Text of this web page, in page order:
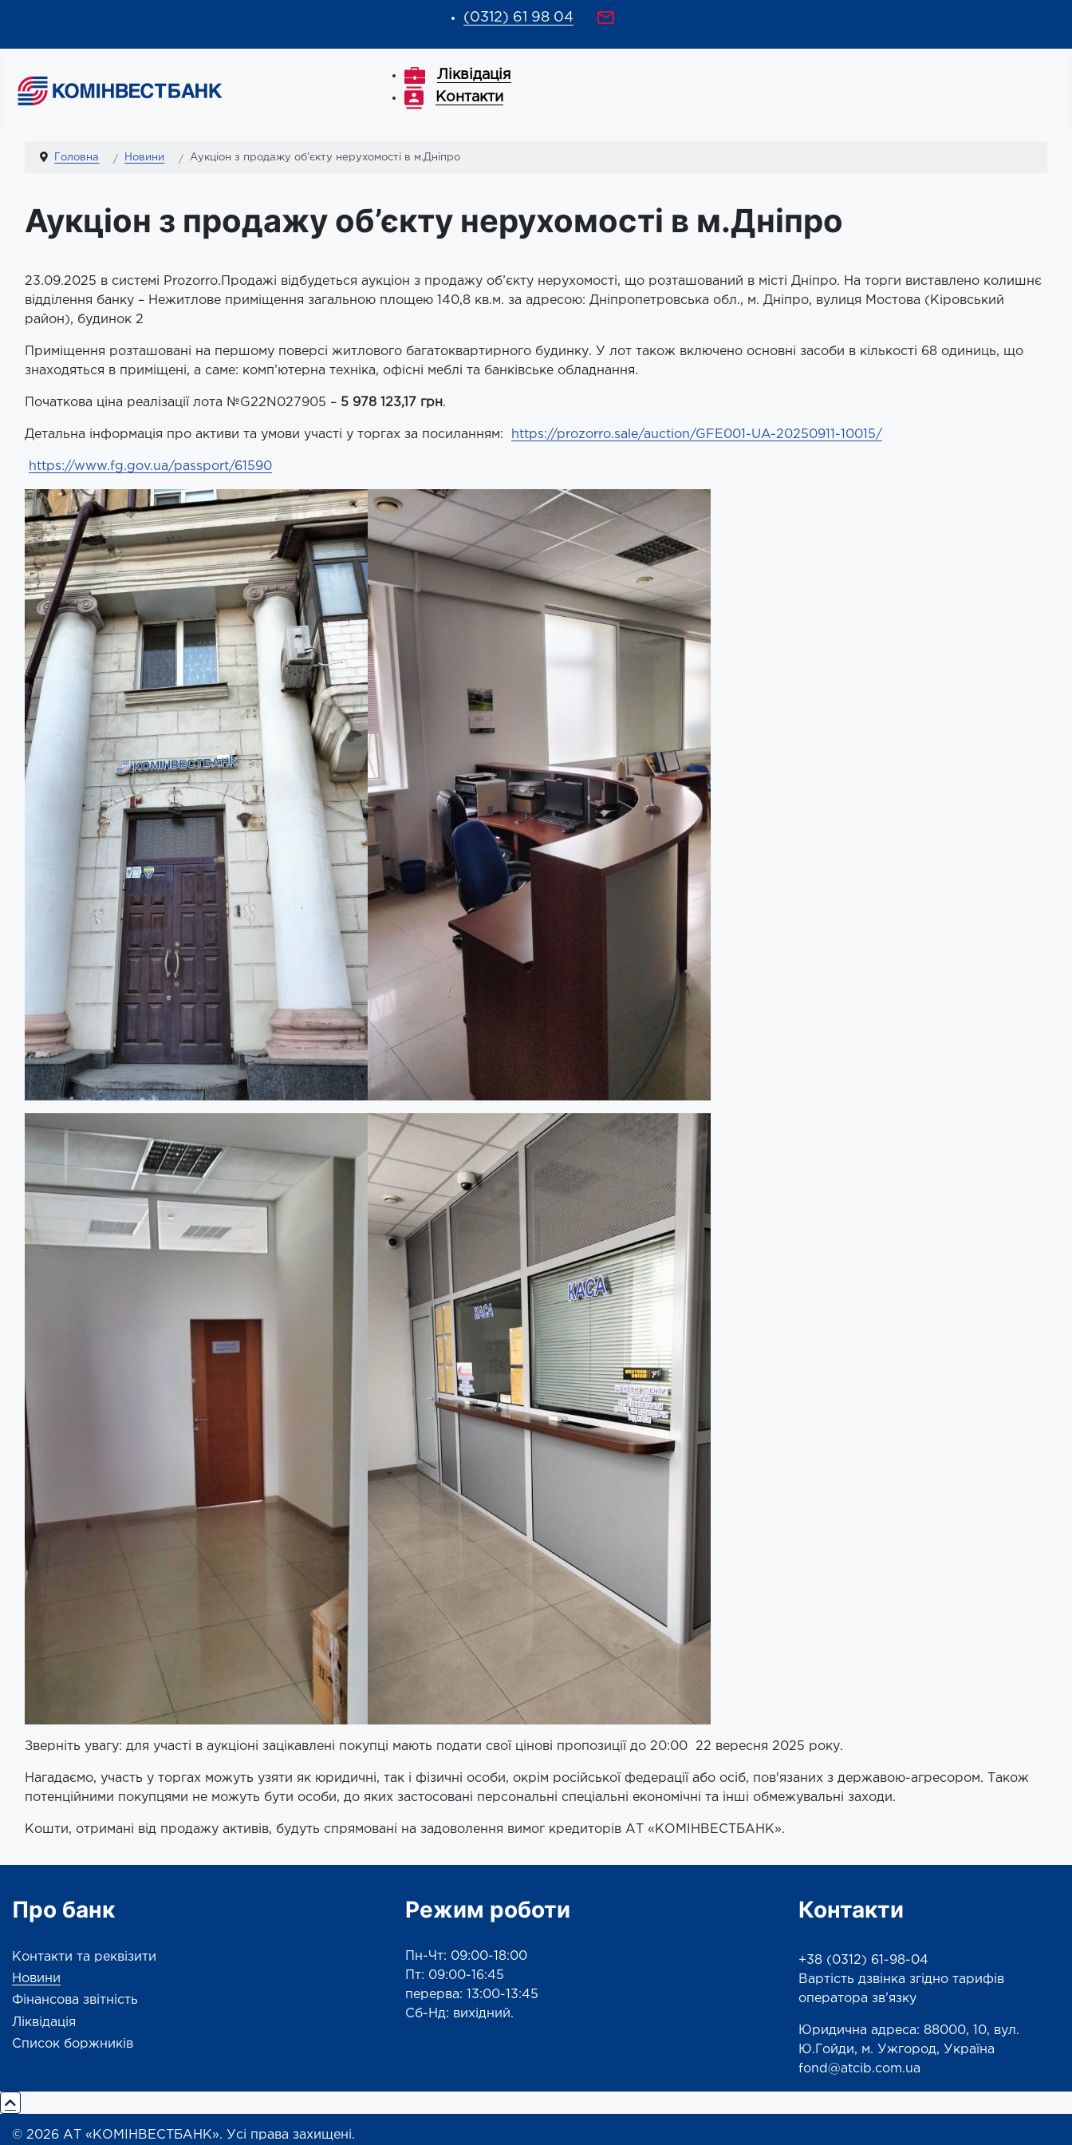
(0312) 61 98 04
Ліквідація
Контакти
Головна Новини Аукціон з продажу об’єкту нерухомості в м.Дніпро
Аукціон з продажу об’єкту нерухомості в м.Дніпро
23.09.2025 в системі Prozorro.Продажі відбудеться аукціон з продажу об’єкту нерухомості, що розташований в місті Дніпро. На торги виставлено колишнє
відділення банку – Нежитлове приміщення загальною площею 140,8 кв.м. за адресою: Дніпропетровська обл., м. Дніпро, вулиця Мостова (Кіровський
район), будинок 2
Приміщення розташовані на першому поверсі житлового багатоквартирного будинку. У лот також включено основні засоби в кількості 68 одиниць, що
знаходяться в приміщені, а саме: комп’ютерна техніка, офісні меблі та банківське обладнання.
Початкова ціна реалізації лота №G22N027905 – 5 978 123,17 грн.
Детальна інформація про активи та умови участі у торгах за посиланням: https://prozorro.sale/auction/GFE001-UA-20250911-10015/
https://www.fg.gov.ua/passport/61590
Зверніть увагу: для участі в аукціоні зацікавлені покупці мають подати свої цінові пропозиції до 20:00 22 вересня 2025 року.
Нагадаємо, участь у торгах можуть узяти як юридичні, так і фізичні особи, окрім російської федерації або осіб, пов'язаних з державою-агресором. Також
потенційними покупцями не можуть бути особи, до яких застосовані персональні спеціальні економічні та інші обмежувальні заходи.
Кошти, отримані від продажу активів, будуть спрямовані на задоволення вимог кредиторів АТ «КОМІНВЕСТБАНК».
Про банк
Контакти та реквізити
Новини
Фінансова звітність
Ліквідація
Список боржників
Режим роботи
Пн-Чт: 09:00-18:00
Пт: 09:00-16:45
перерва: 13:00-13:45
Сб-Нд: вихідний.
Контакти
+38 (0312) 61-98-04
Вартість дзвінка згідно тарифів
оператора зв’язку
Юридична адреса: 88000, 10, вул.
Ю.Гойди, м. Ужгород, Україна
fond@atcib.com.ua
© 2026 АТ «КОМІНВЕСТБАНК». Усі права захищені.